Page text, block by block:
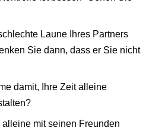
Laune Ihres Partners
Sie dann, dass er Sie nicht
damit, Ihre Zeit alleine
alleine mit seinen Freunden